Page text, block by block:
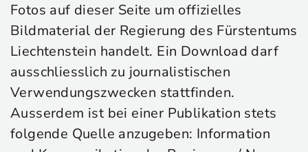
Fotos auf dieser Seite um offizielles
Bildmaterial der Regierung des Fürstentums
Liechtenstein handelt. Ein Download darf
ausschliesslich zu journalistischen
Verwendungszwecken stattfinden.
Ausserdem ist bei einer Publikation stets
folgende Quelle anzugeben: Information